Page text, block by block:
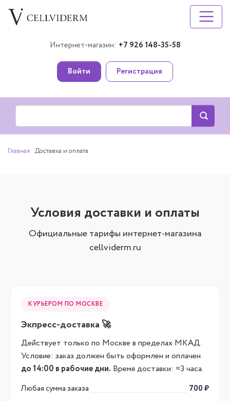
Интернет-магазин: +7 926 148-35-58
Войти Регистрация
Главная Доставка и оплата
Условия доставки и оплаты
Официальные тарифы интернет-магазина
cellviderm.ru
КУРЬЕРОМ ПО МОСКВЕ
Экпресс-доставка 🚀
Действует только по Москве в пределах МКАД.
Условие: заказ должен быть оформлен и оплачен
до 14:00 в рабочие дни. Время доставки: ≈3 часа.
Любая сумма заказа 700 ₽